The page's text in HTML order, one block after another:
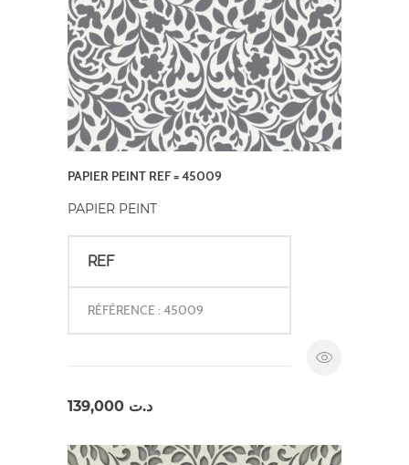
PAPIER PEINT REF = 45009
PAPIER PEINT
REF
RÉFÉRENCE : 45009
د.ت